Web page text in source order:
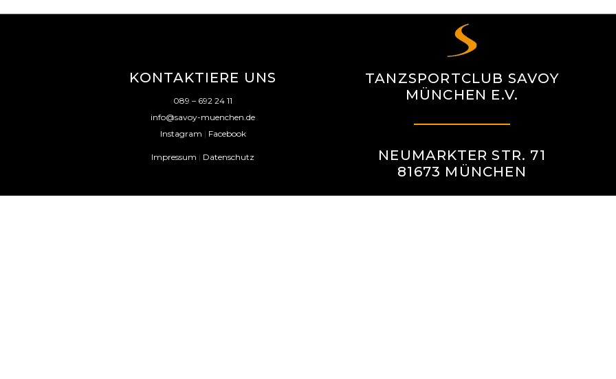
KONTAKTIERE UNS
089 – 692 24 11
info@savoy-muenchen.de
Instagram | Facebook
Impressum | Datenschutz
TANZSPORTCLUB SAVOY
MÜNCHEN E.V.
NEUMARKTER STR. 71
81673 MÜNCHEN